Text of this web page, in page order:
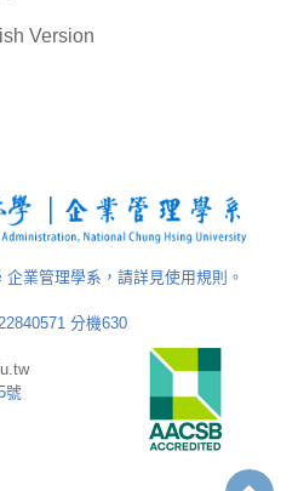
Version
業管理學系，請詳見使用規則。
分機630
號